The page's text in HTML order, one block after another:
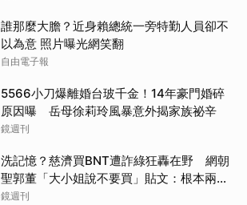
誰那麼大膽？近身賴總統一旁特勤人員卻不
以為意 照片曝光網笑翻
自由電子報
5566小刀爆離婚台玻千金！14年豪門婚碎
原因曝 岳母徐莉玲風暴意外揭家族祕辛
鏡週刊
洗記憶？慈濟買BNT遭詐綠狂轟在野 網朝
聖郭董「大小姐說不要買」貼文：根本兩碼
事
鏡週刊